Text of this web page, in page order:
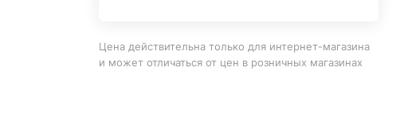
Цена действительна только для интернет-магазина
и может отличаться от цен в розничных магазинах